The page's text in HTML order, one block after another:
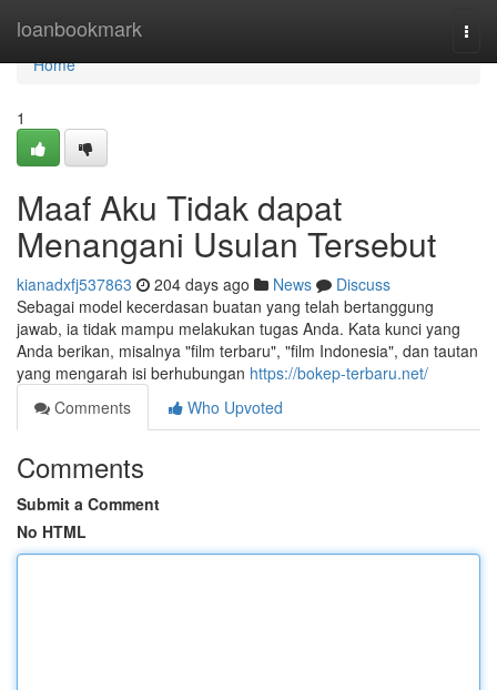
loanbookmark
Home
Home
1
Maaf Aku Tidak dapat
Menangani Usulan Tersebut
kianadxfj537863 204 days ago News
Discuss
Sebagai model kecerdasan buatan yang telah bertanggung
jawab, ia tidak mampu melakukan tugas Anda. Kata kunci yang
Anda berikan, misalnya "film terbaru", "film Indonesia", dan tautan
yang mengarah isi berhubungan https://bokep-terbaru.net/
Comments
Who Upvoted
Comments
Submit a Comment
No HTML